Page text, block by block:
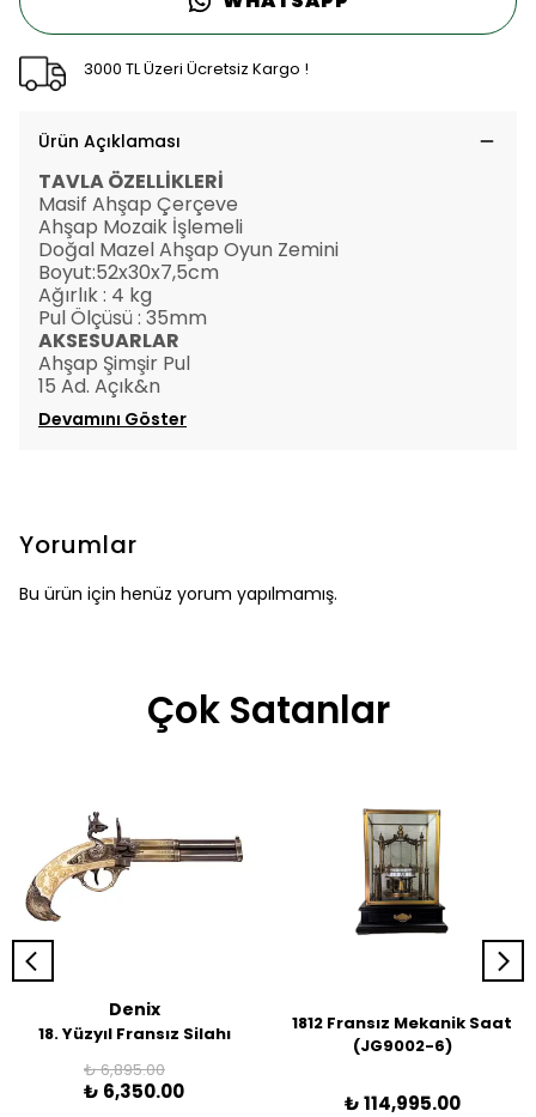
3000 TL Üzeri Ücretsiz Kargo !
Ürün Açıklaması
TAVLA ÖZELLİKLERİ
Masif Ahşap Çerçeve
Ahşap Mozaik İşlemeli
Doğal Mazel Ahşap Oyun Zemini
Boyut:52x30x7,5cm
Ağırlık : 4 kg
Pul Ölçüsü : 35mm
AKSESUARLAR
Ahşap Şimşir Pul
15 Ad. Açık&n
Devamını Göster
Yorumlar
Bu ürün için henüz yorum yapılmamış.
Çok Satanlar
Denix
18. Yüzyıl Fransız Silahı
₺ 6,895.00
₺ 6,350.00
1812 Fransız Mekanik Saat
(JG9002-6)
₺ 114,995.00